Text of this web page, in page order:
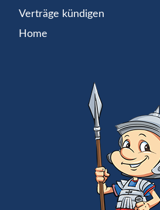
Verträge kündigen
Home